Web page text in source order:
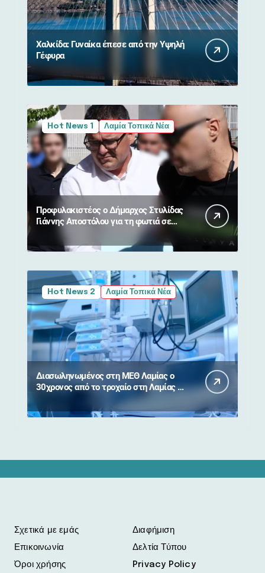
Χαλκίδα: Γυναίκα έπεσε από την Υψηλή
Γέφυρα
Hot News 1 Λαμία Τοπικά Νέα
Προφυλακιστέος ο Δήμαρχος Στυλίδας
Γιάννης Αποστόλου για τη φωτιά σε
Hot News 2 Λαμία Τοπικά Νέα
Διασωληνωμένος στη ΜΕΘ Λαμίας ο
30χρονος από το τροχαίο στη Λαμίας –
Σχετικά με εμάς
Επικοινωνία
Όροι χρήσης
Διαφήμιση
Δελτία Τύπου
Privacy Policy